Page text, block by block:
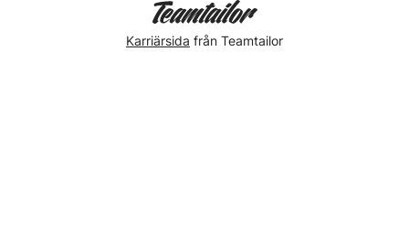
Karriärsida från Teamtailor